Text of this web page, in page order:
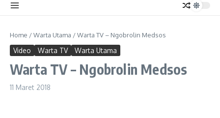
Home /Warta Utama /Warta TV – Ngobrolin Medsos
Video Warta TV Warta Utama
Warta TV – Ngobrolin Medsos
11 Maret 2018